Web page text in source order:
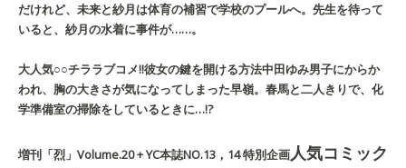
だけれど、未来と紗月は体育の補習で学校のプールへ。先生を待って
いると、紗月の水着に事件が……。
大人気○○チララブコメ!!彼女の鍵を開ける方法中田ゆみ男子にからか
われ、胸の大きさが気になってしまった早嶺。春馬と二人きりで、化
学準備室の掃除をしているときに…!?
増刊「烈」Volume.20 + YC本誌NO.13，14 特別企画人気コミック